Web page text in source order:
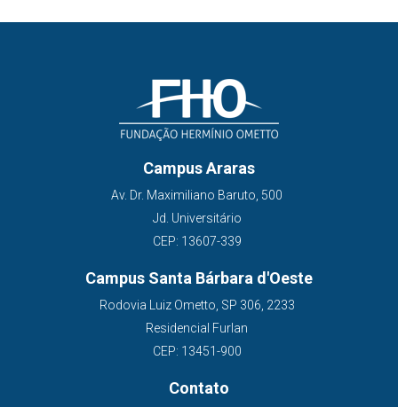
Campus Araras
Av. Dr. Maximiliano Baruto, 500
Jd. Universitário
CEP: 13607-339
Campus Santa Bárbara d'Oeste
Rodovia Luiz Ometto, SP 306, 2233
Residencial Furlan
CEP: 13451-900
Contato